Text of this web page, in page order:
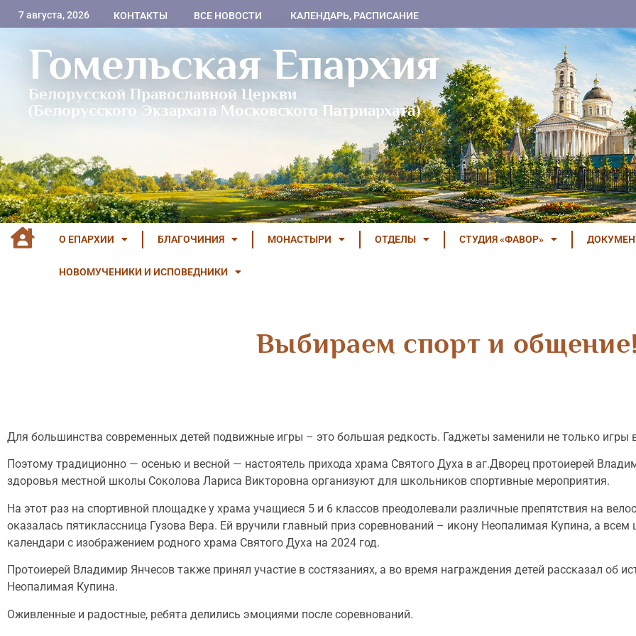
7 августа, 2026 КОНТАКТЫ ВСЕ НОВОСТИ КАЛЕНДАРЬ, РАСПИСАНИЕ
Гомельская Епархия
Белорусской Православной Церкви
(Белорусского Экзархата Московского Патриархата)
О ЕПАРХИИ БЛАГОЧИНИЯ МОНАСТЫРИ ОТДЕЛЫ СТУДИЯ «ФАВОР»
НОВОМУЧЕНИКИ И ИСПОВЕДНИКИ
Выбираем спорт и
Для большинства современных детей подвижные игры – это большая редкость. Гаджеты заменили не только игры
Поэтому традиционно — осенью и весной — настоятель прихода храма Святого Духа в аг.Дворец протоиерей
здоровья местной школы Соколова Лариса Викторовна организуют для школьников спортивные мероприятия.
На этот раз на спортивной площадке у храма учащиеся 5 и 6 классов преодолевали различные препятствия на
оказалась пятиклассница Гузова Вера. Ей вручили главный приз соревнований – икону Неопалимая Купина, а
календари с изображением родного храма Святого Духа на 2024 год.
Протоиерей Владимир Янчесов также принял участие в состязаниях, а во время награждения детей рассказал об
Неопалимая Купина.
Оживленные и радостные, ребята делились эмоциями после соревнований.